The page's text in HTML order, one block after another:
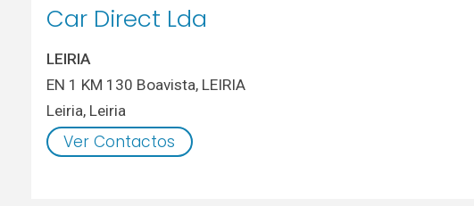
Car Direct Lda
LEIRIA
EN 1 KM 130 Boavista, LEIRIA
Leiria, Leiria
Ver Contactos